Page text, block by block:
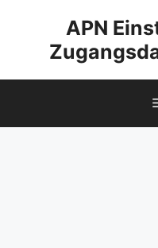
springen
APN